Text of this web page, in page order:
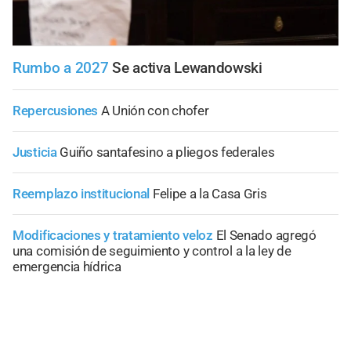
Rumbo a 2027 Se activa Lewandowski
Repercusiones A Unión con chofer
Justicia Guiño santafesino a pliegos federales
Reemplazo institucional Felipe a la Casa Gris
Modificaciones y tratamiento veloz El Senado agregó
una comisión de seguimiento y control a la ley de
emergencia hídrica